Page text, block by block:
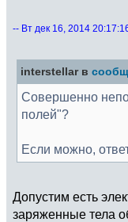
-- Вт дек 16, 2014
interstellar в
Совершенно
полей"?
Если можно,
Допустим есть
заряженные тела